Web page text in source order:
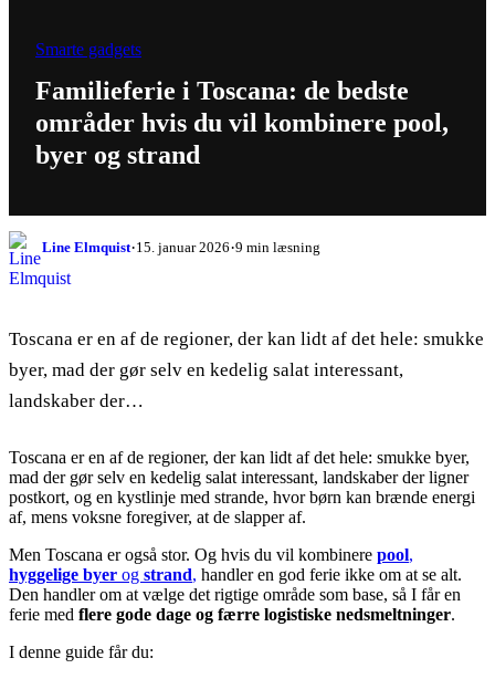
Smarte gadgets
Familieferie i Toscana: de bedste
områder hvis du vil kombinere pool,
byer og strand
Line Elmquist·15. januar 2026·9 min læsning
Toscana er en af de regioner, der kan lidt af det hele: smukke
byer, mad der gør selv en kedelig salat interessant,
landskaber der…
Toscana er en af de regioner, der kan lidt af det hele: smukke byer,
mad der gør selv en kedelig salat interessant, landskaber der ligner
postkort, og en kystlinje med strande, hvor børn kan brænde energi
af, mens voksne foregiver, at de slapper af.
Men Toscana er også stor. Og hvis du vil kombinere pool,
hyggelige byer og strand, handler en god ferie ikke om at se alt.
Den handler om at vælge det rigtige område som base, så I får en
ferie med flere gode dage og færre logistiske nedsmeltninger.
I denne guide får du: